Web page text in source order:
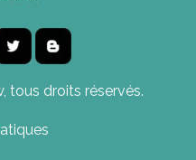
tous droits réservés.